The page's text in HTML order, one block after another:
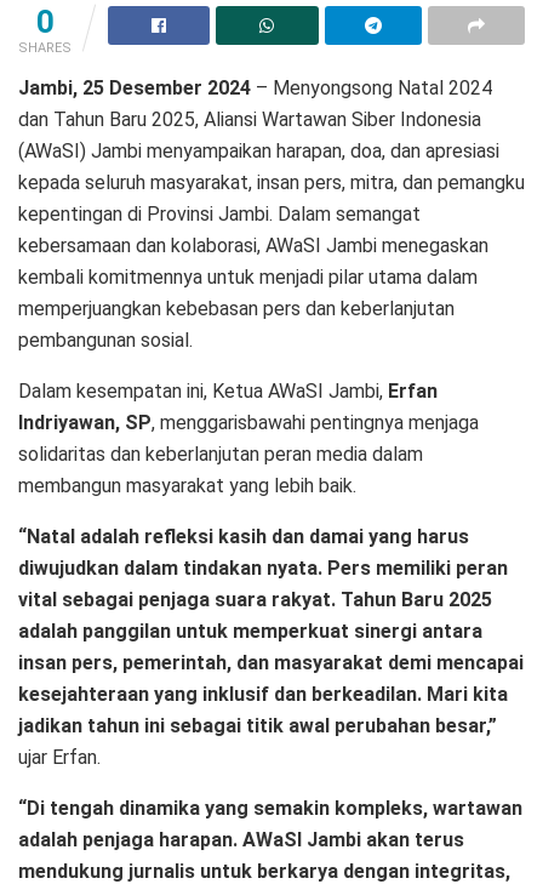
0
SHARES
Jambi, 25 Desember 2024 – Menyongsong Natal 2024
dan Tahun Baru 2025, Aliansi Wartawan Siber Indonesia
(AWaSI) Jambi menyampaikan harapan, doa, dan apresiasi
kepada seluruh masyarakat, insan pers, mitra, dan pemangku
kepentingan di Provinsi Jambi. Dalam semangat
kebersamaan dan kolaborasi, AWaSI Jambi menegaskan
kembali komitmennya untuk menjadi pilar utama dalam
memperjuangkan kebebasan pers dan keberlanjutan
pembangunan sosial.
Dalam kesempatan ini, Ketua AWaSI Jambi, Erfan
Indriyawan, SP, menggarisbawahi pentingnya menjaga
solidaritas dan keberlanjutan peran media dalam
membangun masyarakat yang lebih baik.
“Natal adalah refleksi kasih dan damai yang harus
diwujudkan dalam tindakan nyata. Pers memiliki peran
vital sebagai penjaga suara rakyat. Tahun Baru 2025
adalah panggilan untuk memperkuat sinergi antara
insan pers, pemerintah, dan masyarakat demi mencapai
kesejahteraan yang inklusif dan berkeadilan. Mari kita
jadikan tahun ini sebagai titik awal perubahan besar,”
ujar Erfan.
“Di tengah dinamika yang semakin kompleks, wartawan
adalah penjaga harapan. AWaSI Jambi akan terus
mendukung jurnalis untuk berkarya dengan integritas,